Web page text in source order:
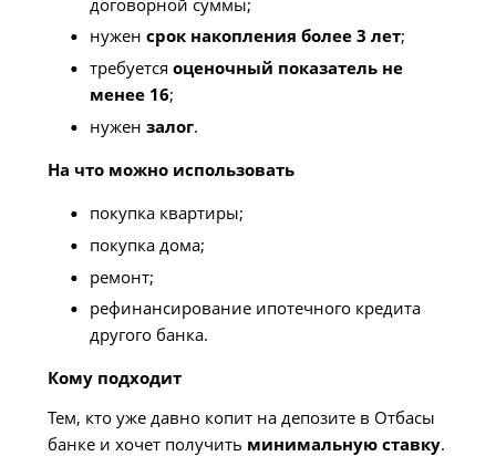
нужен срок накопления более 3 лет;
требуется оценочный показатель не
менее 16;
нужен залог.
На что можно использовать
покупка квартиры;
покупка дома;
ремонт;
рефинансирование ипотечного кредита
другого банка.
Кому подходит
Тем, кто уже давно копит на депозите в Отбасы
банке и хочет получить минимальную ставку.